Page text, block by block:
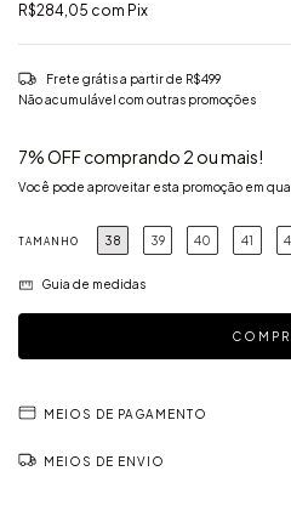
R$284,05 com Pix
Frete grátisa partir de R$499
Não acumulável com outras promoções
7% OFF comprando 2 ou mais!
Você pode aproveitar esta promoção em
TAMANHO 38 39 40 41
Guia de medidas
MEIOS DE PAGAMENTO
MEIOS DE ENVIO